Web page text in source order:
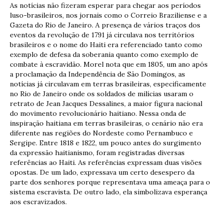
As notícias não fizeram esperar para chegar aos períodos
luso-brasileiros, nos jornais como o Correio Braziliense e a
Gazeta do Rio de Janeiro. A presença de vários traços dos
eventos da revolução de 1791 já circulava nos territórios
brasileiros e o nome do Haiti era referenciado tanto como
exemplo de defesa da soberania quanto como exemplo de
combate à escravidão. Morel nota que em 1805, um ano após
a proclamação da Independência de São Domingos, as
notícias já circulavam em terras brasileiras, especificamente
no Rio de Janeiro onde os soldados de milícias usaram o
retrato de Jean Jacques Dessalines, a maior figura nacional
do movimento revolucionário haitiano. Nessa onda de
inspiração haitiana em terras brasileiras, o cenário não era
diferente nas regiões do Nordeste como Pernambuco e
Sergipe. Entre 1818 e 1822, um pouco antes do surgimento
da expressão haitianismo, foram registradas diversas
referências ao Haiti. As referências expressam duas visões
opostas. De um lado, expressava um certo desespero da
parte dos senhores porque representava uma ameaça para o
sistema escravista. De outro lado, ela simbolizava esperança
aos escravizados.